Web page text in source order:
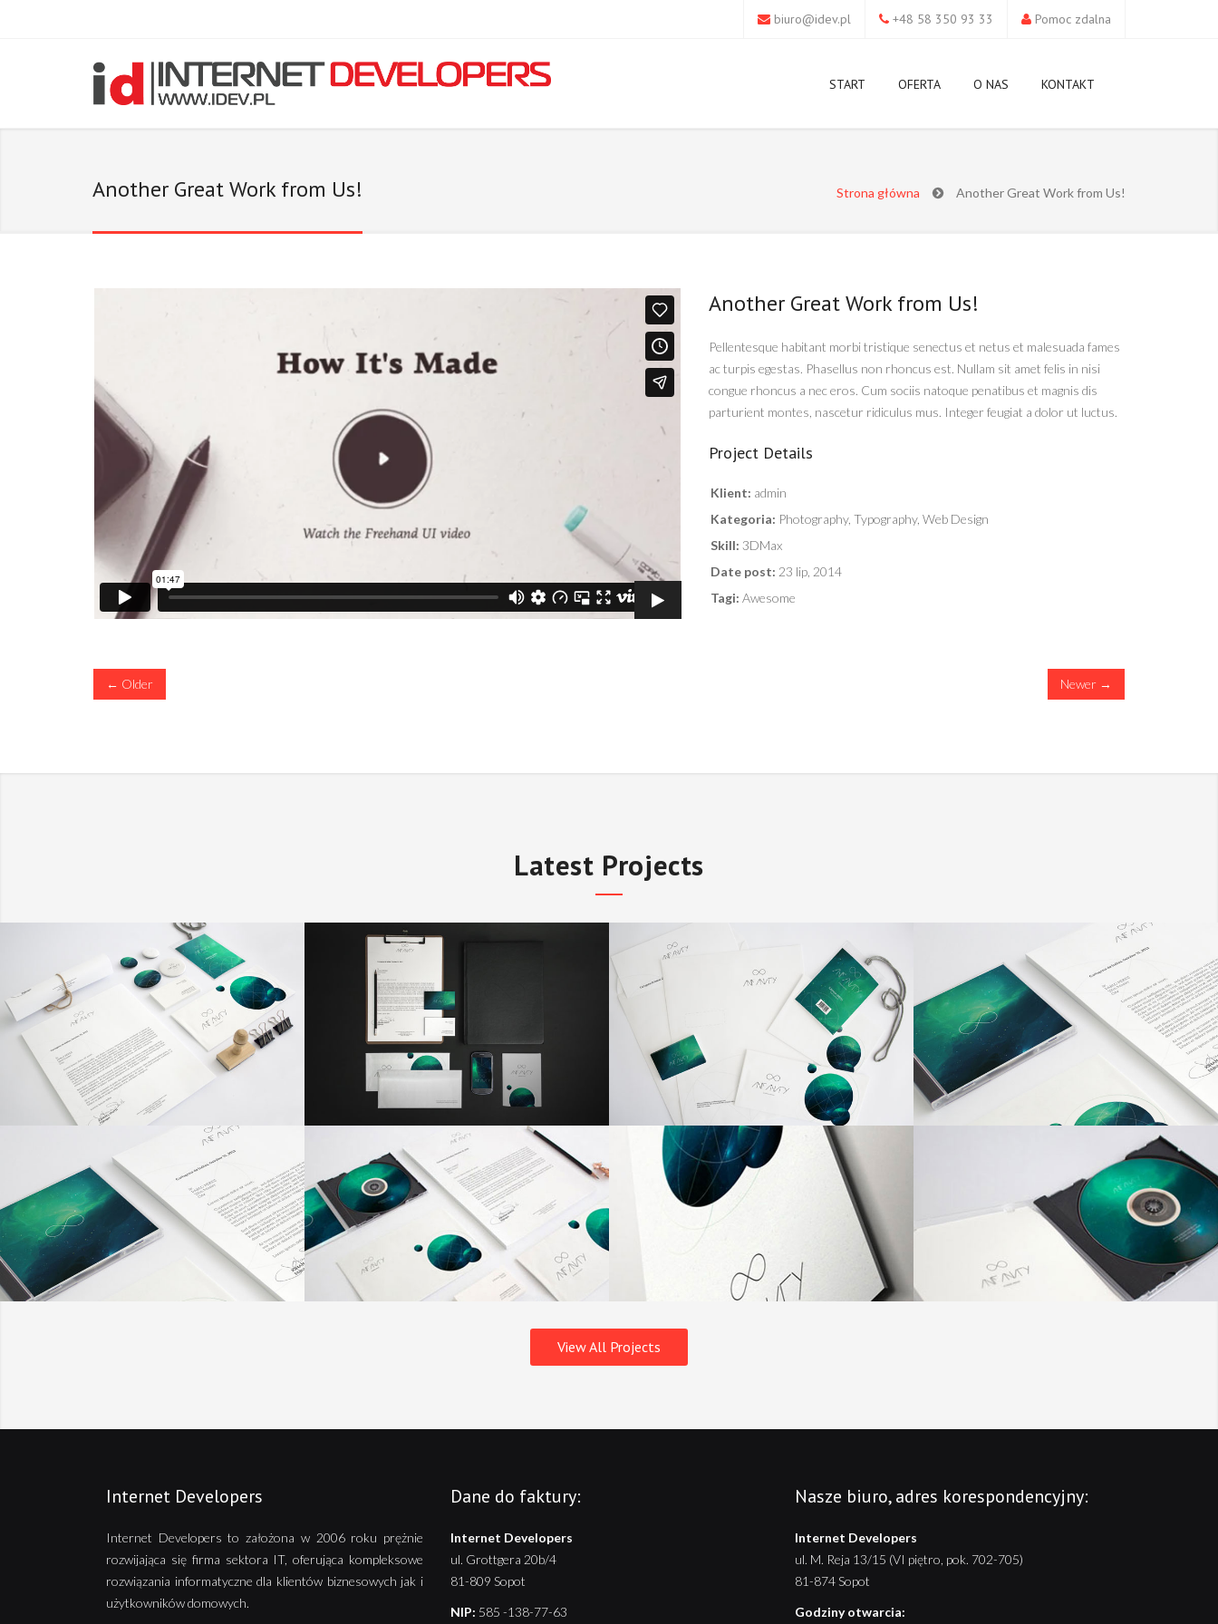
Pomoc zdalna
biuro@idev.pl +48 58 350 93 33
START OFERTA O NAS KONTAKT
Another Great Work from Us! Strona główna Another Great Work from Us!
Another Great Work from Us!
Pellentesque habitant morbi tristique senectus et netus et malesuada fames
ac turpis egestas. Phasellus non rhoncus est. Nullam sit amet felis in nisi
congue rhoncus a nec eros. Cum sociis natoque penatibus et magnis dis
parturient montes, nascetur ridiculus mus. Integer feugiat a dolor ut luctus.
Project Details
Klient: admin
Kategoria: Photography, Typography, Web Design
Skill: 3DMax
Date post: 23 lip, 2014
Tagi: Awesome
← Older Newer →
Latest Projects
View All Projects
Internet Developers
Internet Developers to założona w 2006 roku prężnie
rozwijająca się firma sektora IT, oferująca kompleksowe
rozwiązania informatyczne dla klientów biznesowych jak i
użytkowników domowych.
Dane do faktury:
Internet Developers
ul. Grottgera 20b/4
81-809 Sopot
NIP: 585 -138-77-63
Nasze biuro, adres korespondencyjny:
Internet Developers
ul. M. Reja 13/15 (VI piętro, pok. 702-705)
81-874 Sopot
Godziny otwarcia: